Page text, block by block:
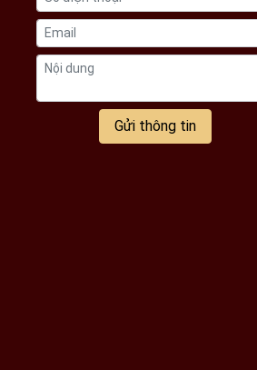
Gửi thông tin